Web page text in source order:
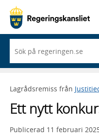
du
börjar
skriva
framträder
lista
med
sökförslag
Lagrådsremiss från
Ett nytt
Publicerad 11 februari